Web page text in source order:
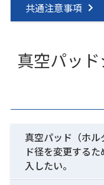
共通注意事項
真空パッ
真空パッド（ホ
ド径を変更する
入したい。